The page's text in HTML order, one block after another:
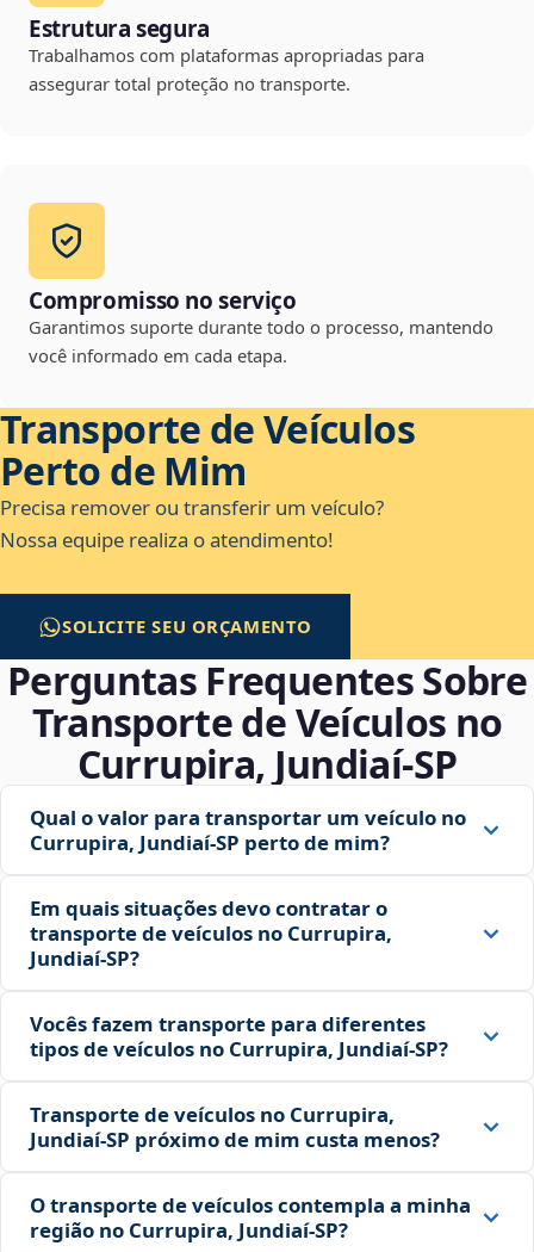
Estrutura segura
Trabalhamos com plataformas apropriadas para
assegurar total proteção no transporte.
Compromisso no serviço
Garantimos suporte durante todo o processo, mantendo
você informado em cada etapa.
Transporte de Veículos
Perto de Mim
Precisa remover ou transferir um veículo?
Nossa equipe realiza o atendimento!
SOLICITE SEU ORÇAMENTO
Perguntas Frequentes Sobre
Transporte de Veículos no
Currupira, Jundiaí‑SP
Qual o valor para transportar um veículo no
Currupira, Jundiaí‑SP perto de mim?
Em quais situações devo contratar o
transporte de veículos no Currupira,
Jundiaí‑SP?
Vocês fazem transporte para diferentes
tipos de veículos no Currupira, Jundiaí‑SP?
Transporte de veículos no Currupira,
Jundiaí‑SP próximo de mim custa menos?
O transporte de veículos contempla a minha
região no Currupira, Jundiaí‑SP?